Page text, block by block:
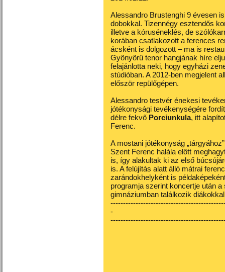
Alessandro Brustenghi 9 évesen
dobokkal. Tizennégy esztendős
illetve a kóruséneklés, de
korában csatlakozott a ferences
ácsként is dolgozott – ma is
Gyönyörű tenor hangjának híre
felajánlotta neki, hogy egyházi
stúdióban. A 2012-ben megjelent
először repülőgépen.
Alessandro testvér énekesi
jótékonysági tevékenységére
délre fekvő Porciunkula, itt
Ferenc.
A mostani jótékonyság
Szent Ferenc halála előtt
is, így alakultak ki az első
is. A felújítás alatt álló mátrai
zarándokhelyként is
programja szerint koncertje után
gimnáziumban találkozik
-